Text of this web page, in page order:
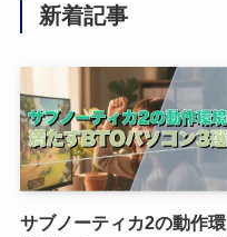
新着記事
サブノーティカ2の動作環